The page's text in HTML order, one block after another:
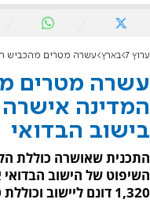
ערוץ 7 בארץ עשרה מטרים מהכביש הראשי
עשרה מטרים
המדינה
בישוב הבדואי
התכנית שאושרה כוללת
השיפוט של הישוב
1,320 דונם ליישוב וכוללת 4,100 יחידות דיור.